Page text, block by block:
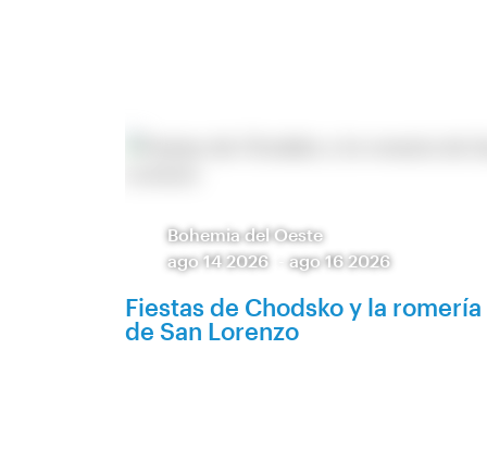
Bohemia del Oeste
ago 14 2026
-ago 16 2026
Fiestas de Chodsko y la romería
de San Lorenzo